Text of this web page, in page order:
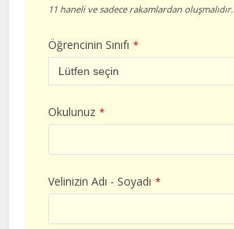
11 haneli ve sadece rakamlardan oluşmalıdır.
Öğrencinin Sınıfı *
Okulunuz *
Velinizin Adı - Soyadı *